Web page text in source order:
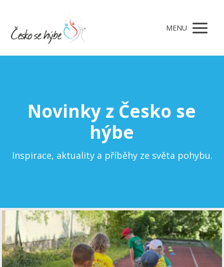
MENU
Novinky z Česko se
hýbe
Inspirace, aktuality a příběhy ze světa pohybu.